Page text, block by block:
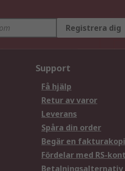
Registrera dig
Support
Få hjälp
Retur av varor
Leverans
Spåra din order
Begär en fakturakopi
Fördelar med RS-
Betalningsalternativ